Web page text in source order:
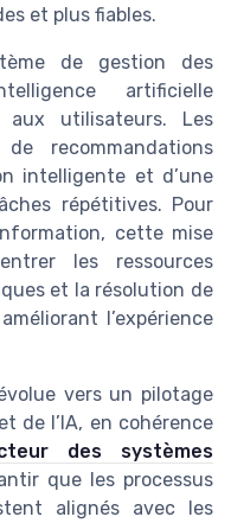
et plus fiables.
de gestion des
artificielle
utilisateurs. Les
recommandations
intelligente et d’une
répétitives. Pour
cette mise
les ressources
et la résolution de
l’expérience
vers un pilotage
de l’IA, en cohérence
des systèmes
que les processus
alignés avec les